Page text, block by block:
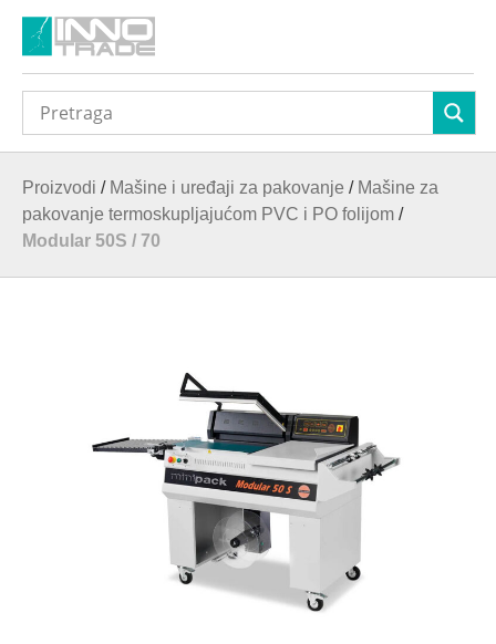
Proizvodi / Mašine i uređaji za pakovanje / Mašine za
pakovanje termoskupljajućom PVC i PO folijom /
Modular 50S / 70